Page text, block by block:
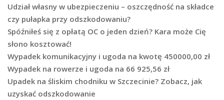
Udział własny w ubezpieczeniu – oszczędność na składce
czy pułapka przy odszkodowaniu?
Spóźniłeś się z opłatą OC o jeden dzień? Kara może Cię
słono kosztować!
Wypadek komunikacyjny i ugoda na kwotę 450000,00 zł
Wypadek na rowerze i ugoda na 66 925,56 zł
Upadek na śliskim chodniku w Szczecinie? Zobacz, jak
uzyskać odszkodowanie